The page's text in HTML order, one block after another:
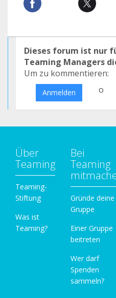
Dieses forum ist nur
Teaming Managers
Um zu kommentieren:
Anmelden o
Über
Teaming
Teaming-
Stiftung
Was ist
Teaming?
Bei
Teaming
Gründe deine
Gruppe
Einer Gruppe
beitreten
Wer darf
Spenden
sammeln?